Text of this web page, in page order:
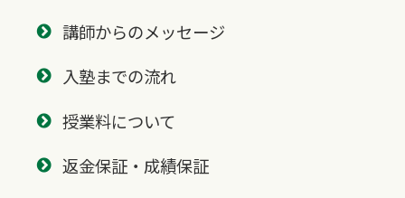
講師からのメッセージ
入塾までの流れ
授業料について
返金保証・成績保証